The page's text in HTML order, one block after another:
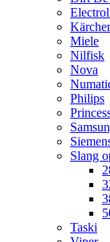
Kärcher
Miele
Nilfisk
Nova
Philips
Slang
Taski